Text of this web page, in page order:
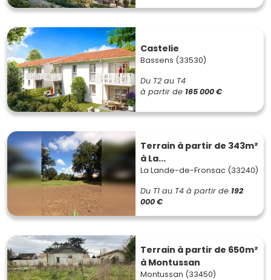
Castelie
Bassens (33530)
Du T2 au T4
à partir de 165 000 €
Terrain à partir de 343m²
à La...
La Lande-de-Fronsac (33240)
Du T1 au T4 à partir de 192
000 €
Terrain à partir de 650m²
à Montussan
Montussan (33450)